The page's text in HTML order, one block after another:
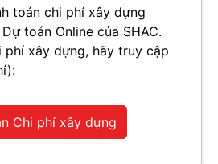
toán chi phí xây dựng
toán Online của SHAC.
xây dựng, hãy truy cập
Chi phí xây dựng